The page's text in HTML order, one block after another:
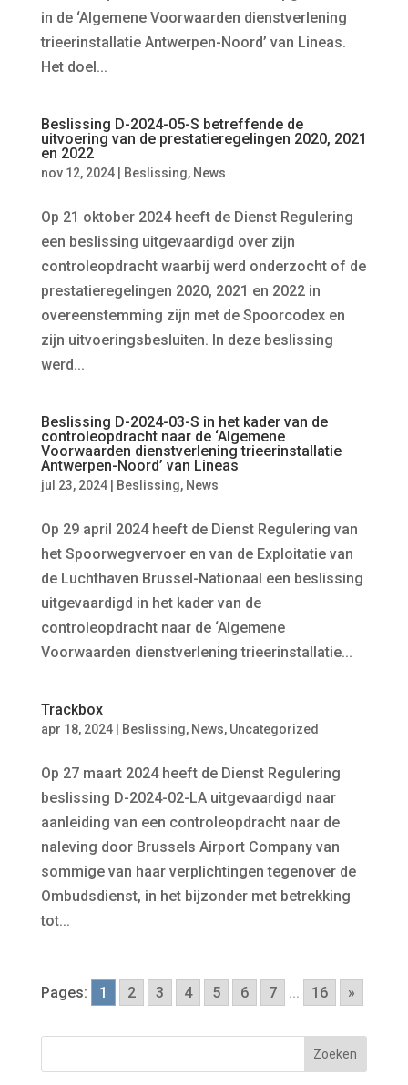
in de ‘Algemene Voorwaarden dienstverlening
trieerinstallatie Antwerpen-Noord’ van Lineas.
Het doel...
Beslissing D-2024-05-S betreffende de
uitvoering van de prestatieregelingen 2020, 2021
en 2022
nov 12, 2024| Beslissing, News
Op 21 oktober 2024 heeft de Dienst Regulering
een beslissing uitgevaardigd over zijn
controleopdracht waarbij werd onderzocht of de
prestatieregelingen 2020, 2021 en 2022 in
overeenstemming zijn met de Spoorcodex en
zijn uitvoeringsbesluiten. In deze beslissing
werd...
Beslissing D-2024-03-S in het kader van de
controleopdracht naar de ‘Algemene
Voorwaarden dienstverlening trieerinstallatie
Antwerpen-Noord’ van Lineas
jul 23, 2024| Beslissing, News
Op 29 april 2024 heeft de Dienst Regulering van
het Spoorwegvervoer en van de Exploitatie van
de Luchthaven Brussel-Nationaal een beslissing
uitgevaardigd in het kader van de
controleopdracht naar de ‘Algemene
Voorwaarden dienstverlening trieerinstallatie...
Trackbox
apr 18, 2024| Beslissing, News, Uncategorized
Op 27 maart 2024 heeft de Dienst Regulering
beslissing D-2024-02-LA uitgevaardigd naar
aanleiding van een controleopdracht naar de
naleving door Brussels Airport Company van
sommige van haar verplichtingen tegenover de
Ombudsdienst, in het bijzonder met betrekking
tot...
Pages: 1 2 3 4 5 6 7 ... 16 »